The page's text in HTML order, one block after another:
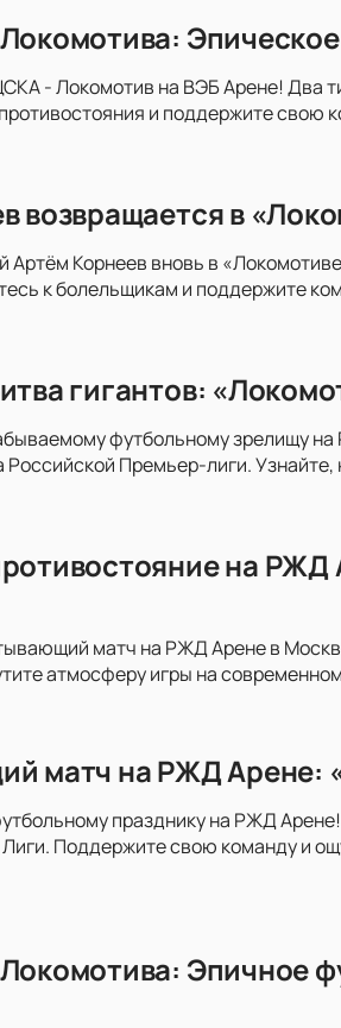
- Локомотив на ВЭБ Арене! Два
и поддержите
возвращается в
Корнеев вновь в
к болельщикам и поддержите
гигантов:
футбольному зрелищу
Премьер-лиги. Узнайте,
на РЖД
матч на РЖД Арене в
атмосферу игры на
матч на РЖД Арене:
празднику на РЖД
Поддержите свою команду и
Эпичное